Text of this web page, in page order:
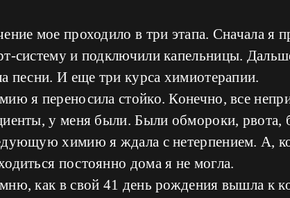
мое проходило в три этапа. Сначала
систему и подключили капельницы.
песни. И еще три курса химиотерапии.
я переносила стойко. Конечно, все
у меня были. Были обмороки, рвота,
химию я ждала с нетерпением. А,
постоянно дома я не могла.
как в свой 41 день рождения вышла к